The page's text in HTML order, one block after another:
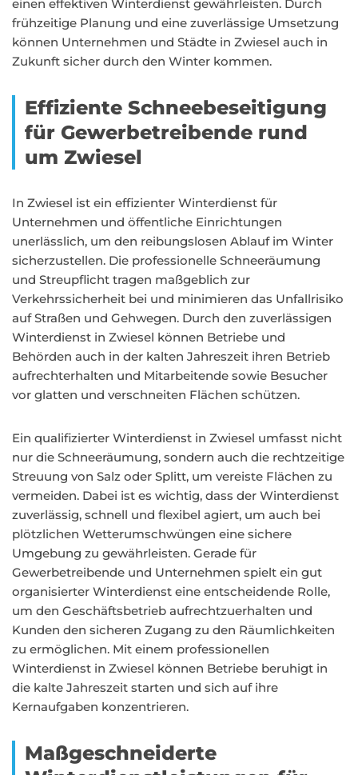
einen effektiven Winterdienst gewährleisten. Durch
frühzeitige Planung und eine zuverlässige Umsetzung
können Unternehmen und Städte in Zwiesel auch in
Zukunft sicher durch den Winter kommen.
Effiziente Schneebeseitigung
für Gewerbetreibende rund
um Zwiesel
In Zwiesel ist ein effizienter Winterdienst für
Unternehmen und öffentliche Einrichtungen
unerlässlich, um den reibungslosen Ablauf im Winter
sicherzustellen. Die professionelle Schneeräumung
und Streupflicht tragen maßgeblich zur
Verkehrssicherheit bei und minimieren das Unfallrisiko
auf Straßen und Gehwegen. Durch den zuverlässigen
Winterdienst in Zwiesel können Betriebe und
Behörden auch in der kalten Jahreszeit ihren Betrieb
aufrechterhalten und Mitarbeitende sowie Besucher
vor glatten und verschneiten Flächen schützen.
Ein qualifizierter Winterdienst in Zwiesel umfasst nicht
nur die Schneeräumung, sondern auch die rechtzeitige
Streuung von Salz oder Splitt, um vereiste Flächen zu
vermeiden. Dabei ist es wichtig, dass der Winterdienst
zuverlässig, schnell und flexibel agiert, um auch bei
plötzlichen Wetterumschwüngen eine sichere
Umgebung zu gewährleisten. Gerade für
Gewerbetreibende und Unternehmen spielt ein gut
organisierter Winterdienst eine entscheidende Rolle,
um den Geschäftsbetrieb aufrechtzuerhalten und
Kunden den sicheren Zugang zu den Räumlichkeiten
zu ermöglichen. Mit einem professionellen
Winterdienst in Zwiesel können Betriebe beruhigt in
die kalte Jahreszeit starten und sich auf ihre
Kernaufgaben konzentrieren.
Maßgeschneiderte